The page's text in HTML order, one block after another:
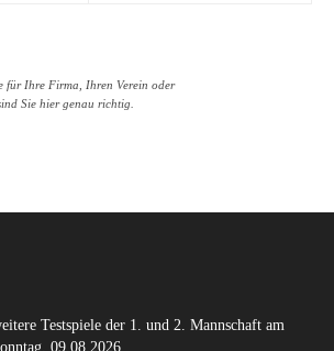
für Ihre Firma, Ihren Verein oder
Sie hier genau richtig.
Testspiele der 1. und 2. Mannschaft am
09.08.2026